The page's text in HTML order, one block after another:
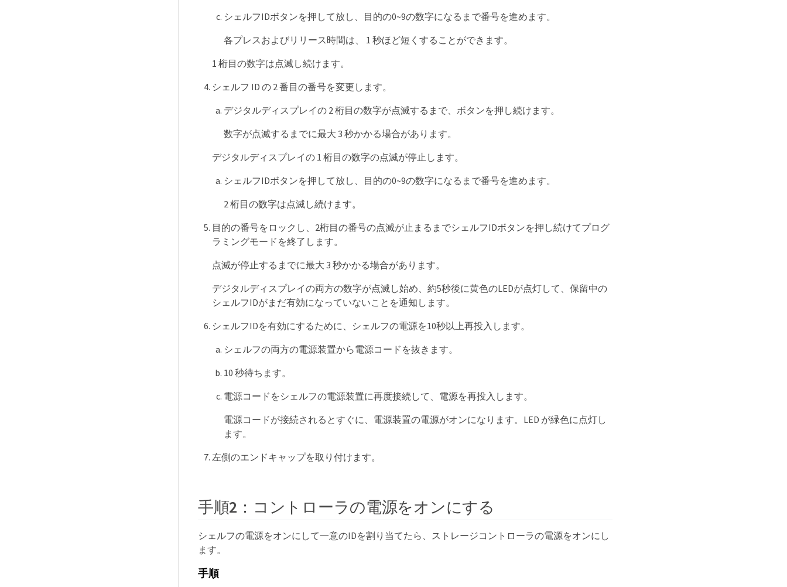
シェルフIDボタンを押して放し、目的の0~9の数字になるまで番号を進めます。
各プレスおよびリリース時間は、 1 秒ほど短くすることができます。
1 桁目の数字は点滅し続けます。
シェルフ ID の 2 番目の番号を変更します。
デジタルディスプレイの 2 桁目の数字が点滅するまで、ボタンを押し続けます。
数字が点滅するまでに最大 3 秒かかる場合があります。
デジタルディスプレイの 1 桁目の数字の点滅が停止します。
シェルフIDボタンを押して放し、目的の0~9の数字になるまで番号を進めます。
2 桁目の数字は点滅し続けます。
目的の番号をロックし、2桁目の番号の点滅が止まるまでシェルフIDボタンを押し続けてプログ
ラミングモードを終了します。
点滅が停止するまでに最大 3 秒かかる場合があります。
デジタルディスプレイの両方の数字が点滅し始め、約5秒後に黄色のLEDが点灯して、保留中の
シェルフIDがまだ有効になっていないことを通知します。
シェルフIDを有効にするために、シェルフの電源を10秒以上再投入します。
シェルフの両方の電源装置から電源コードを抜きます。
10 秒待ちます。
電源コードをシェルフの電源装置に再度接続して、電源を再投入します。
電源コードが接続されるとすぐに、電源装置の電源がオンになります。LED が緑色に点灯し
ます。
左側のエンドキャップを取り付けます。
手順2：コントローラの電源をオンにする
シェルフの電源をオンにして一意のIDを割り当てたら、ストレージコントローラの電源をオンにし
ます。
手順